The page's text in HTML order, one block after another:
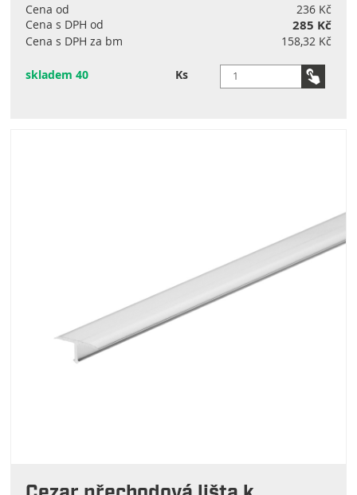
Cena od
236 Kč
Cena s DPH od
285 Kč
Cena s DPH za bm 158,32 Kč
skladem 40 Ks